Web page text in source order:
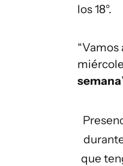
los 18°.
semana
que